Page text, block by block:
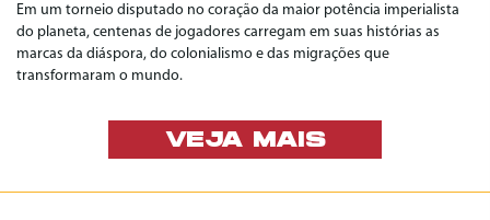
Em um torneio disputado no coração da maior potência imperialista
do planeta, centenas de jogadores carregam em suas histórias as
marcas da diáspora, do colonialismo e das migrações que
transformaram o mundo.
VEJA MAIS